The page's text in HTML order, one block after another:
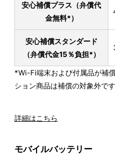
安心補償プラス （弁償代
金無料*）
安心補償スタンダード
（弁償代金15％負担*）
*Wi-Fi端末および付属品が補
ション商品は補償の対象外です
詳細はこちら
モバイルバッテリー